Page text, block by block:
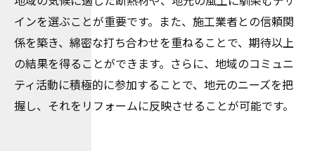
インを選ぶことが重要です。また、施工業者との信頼関
係を築き、綿密な打ち合わせを重ねることで、期待以上
の結果を得ることができます。さらに、地域のコミュニ
ティ活動に積極的に参加することで、地元のニーズを把
握し、それをリフォームに反映させることが可能です。